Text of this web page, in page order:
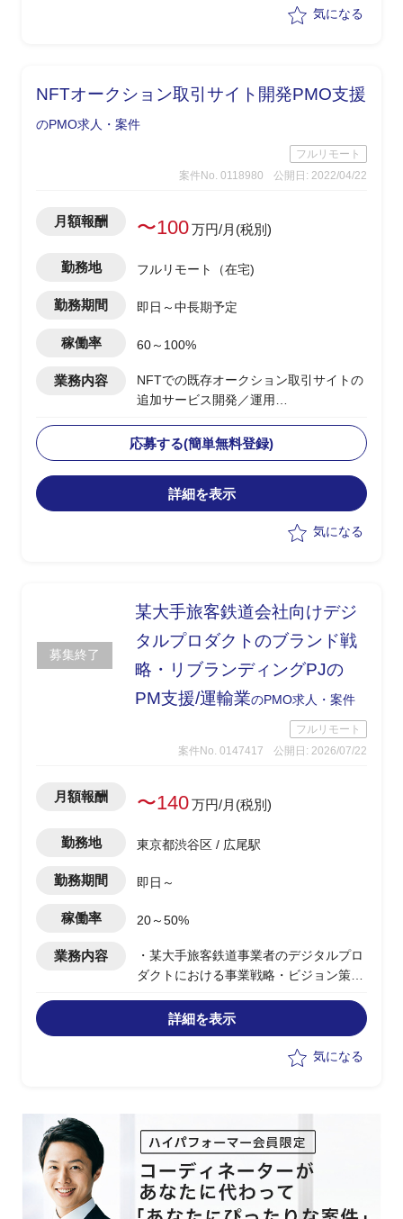
気になる
NFTオークション取引サイト開発PMO支援
のPMO求人・案件
フルリモート
案件No. 0118980
公開日: 2022/04/22
月額報酬 〜100万円/月(税別)
勤務地 フルリモート（在宅)
勤務期間 即日～中長期予定
稼働率 60～100%
業務内容
NFTでの既存オークション取引サイトの
追加サービス開発／運用
‐PMと一緒にお客様との打合、打合せの
ための資料作成を実施
‐PMOとしてお客様との折衝概要～仕様
を落とし、エンジニアチームへ
‐クライアント業務の整理、関係者への
‐Dep通貨チーム：開発エンジニア・・・
4名オークションサイトNFT
属・・・2名、PMOが1名＝ディレクタ
ー
‐CSSフロント コーダー1名
現行ではPMが担当する複数案件を横断
で管理しているため、PM補佐としてPM
のPJ管理の負担を軽減したい。
PMOを設置してPJ管理担当を専属化
し、システム開発を効率化したい
【補足】
レビューがメインとなり開発は担当しま
せん。
応募する(簡単無料登録)
詳細を表示
気になる
募集終了
某大手旅客鉄道会社向けデジ
タルプロダクトのブランド戦
略・リブランディングPJの
PM支援/運輸業のPMO求人・案件
フルリモート
案件No. 0147417
公開日: 2026/07/22
月額報酬 〜140万円/月(税別)
勤務地 東京都渋谷区 / 広尾駅
勤務期間 即日～
稼働率 20～50%
業務内容
・某大手旅客鉄道事業者のデジタルプロ
ダクトにおける事業戦略・ビジョン策定
・社会変化/消費者心理/顧客体験の仮説
立てからワークショップを通じたブラン
ド浸透施策の言語化(ブランディング
～：ブランディングbook作成・浸透支援
・俯瞰したWBS管理/進行管理ではな
く、クライアントフェイシング(窓口)と
しての立ち振る舞いを担うPM支援
詳細を表示
気になる